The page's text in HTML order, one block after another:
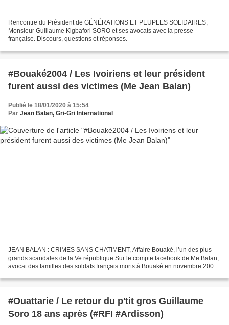
Rencontre du Président de GÉNÉRATIONS ET PEUPLES SOLIDAIRES,
Monsieur Guillaume Kigbafori SORO et ses avocats avec la presse
française. Discours, questions et réponses.
#Bouaké2004 / Les Ivoiriens et leur président
furent aussi des victimes (Me Jean Balan)
Publié le 18/01/2020 à 15:54
Par Jean Balan, Gri-Gri International
JEAN BALAN : CRIMES SANS CHATIMENT, Affaire Bouaké, l’un des plus
grands scandales de la Ve république Sur le compte facebook de Me Balan,
avocat des familles des soldats français morts à Bouaké en novembre 2004.
#Ouattarie / Le retour du p'tit gros Guillaume
Soro 18 ans après (#RFI #Ardisson)